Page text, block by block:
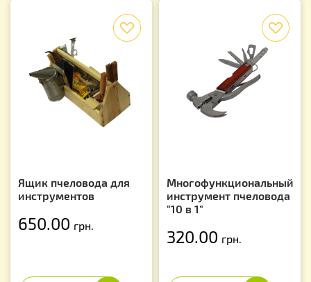
Ящик пчеловода для
инструментов
650.00 грн.
Многофункциональный
инструмент пчеловода
"10 в 1"
320.00 грн.